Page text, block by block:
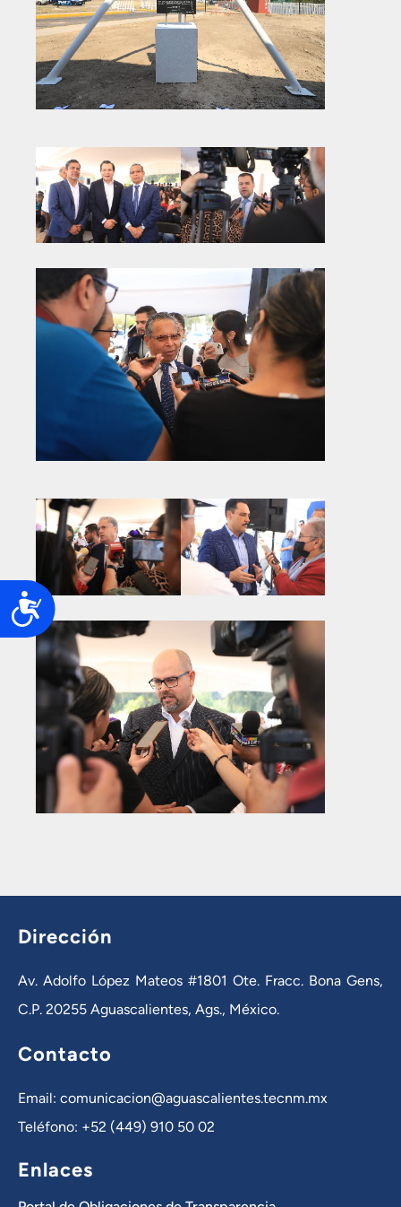
Accesibilidad
Dirección
Av. Adolfo López Mateos #1801 Ote. Fracc. Bona Gens,
C.P. 20255 Aguascalientes, Ags., México.
Contacto
Email: comunicacion@aguascalientes.tecnm.mx
Teléfono: +52 (449) 910 50 02
Enlaces